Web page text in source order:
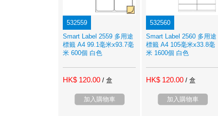
532559
Smart Label 2559 多用途
標籤 A4 99.1毫米x93.7毫
米 600個 白色
HK$ 120.00 / 盒
加入購物車
532560
Smart Label 2560 多用途
標籤 A4 105毫米x33.8毫
米 1600個 白色
HK$ 120.00 / 盒
加入購物車